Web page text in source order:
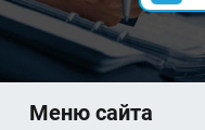
Меню сайта